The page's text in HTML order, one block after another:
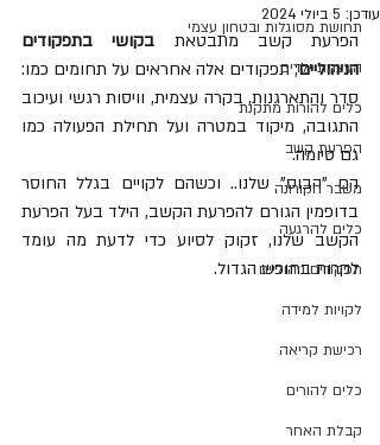
תחושת מסוגלות ובטחון עצמי
העצמת ילדים
כלים להורות מתקנת
הפרעת קשב
משבר הקורונה
כלים להרגעה
תפקודים ניהוליים
לקויות למידה
רכישת קריאה
כלים להורים
קבלת האחר
עודכן: 5 ביולי 2024
הפרעת קשב מתבטאת
הניהוליים; תפקודים אלה אחראים על תחומים כמו:
גם סיומה.
לקרות בחופש הגדול.